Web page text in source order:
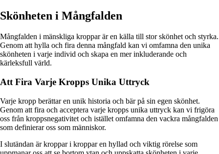
Skönheten i Mångfalden
Mångfalden i mänskliga kroppar är en källa till stor skönhet och styrka.
Genom att hylla och fira denna mångfald kan vi omfamna den unika
skönheten i varje individ och skapa en mer inkluderande och
kärleksfull värld.
Att Fira Varje Kropps Unika Uttryck
Varje kropp berättar en unik historia och bär på sin egen skönhet.
Genom att fira och acceptera varje kropps unika uttryck kan vi frigöra
oss från kroppsnegativitet och istället omfamna den vackra mångfalden
som definierar oss som människor.
I slutändan är kroppar i kroppar en hyllad och viktig rörelse som